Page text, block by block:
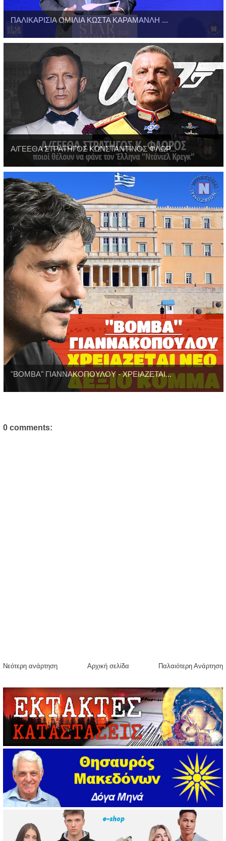
ΠΑΛΙΚΑΡΙΣΙΑ ΟΜΙΛΙΑ ΚΩΣΤΑ ΚΑΡΑΜΑΝΛΗ ...
Α/ΓΕΕΘΑ ΣΤΡΑΤΗΓΟΣ ΚΩΝΣΤΑΝΤΙΝΟΣ ΦΛΩΡ...
"ΒΟΜΒΑ" ΓΙΑΝΝΑΚΟΠΟΥΛΟΥ - ΧΡΕΙΑΖΕΤΑΙ...
0 comments:
Νεότερη ανάρτηση Παλαιότερη Ανάρτηση
Αρχική σελίδα